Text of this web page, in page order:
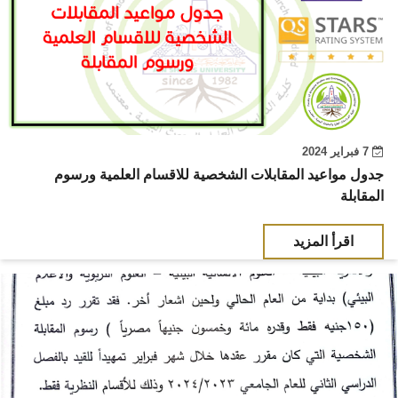
جدول مواعيد المقابلات الشخصية للاقسام العلمية ورسوم
المقابلة
اقرأ المزيد